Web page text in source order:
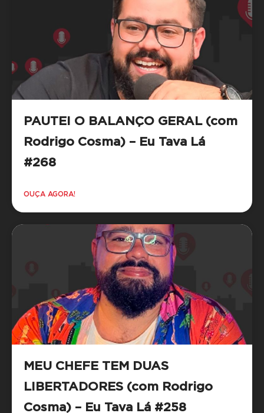
PAUTEI O BALANÇO GERAL (com
Rodrigo Cosma) – Eu Tava Lá
#268
OUÇA AGORA!
MEU CHEFE TEM DUAS
LIBERTADORES (com Rodrigo
Cosma) – Eu Tava Lá #258